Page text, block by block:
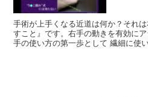
手術が上手くなる近道は何か？それ
すこと』です。右手の動きを有効に
手の使い方の第一歩として 繊細に使